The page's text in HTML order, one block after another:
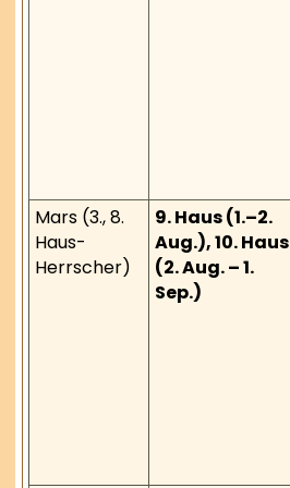
Mars (3., 8.
Haus-
Herrscher)
9. Haus (1.–2.
Aug.), 10. Haus
(2. Aug. – 1.
Sep.)